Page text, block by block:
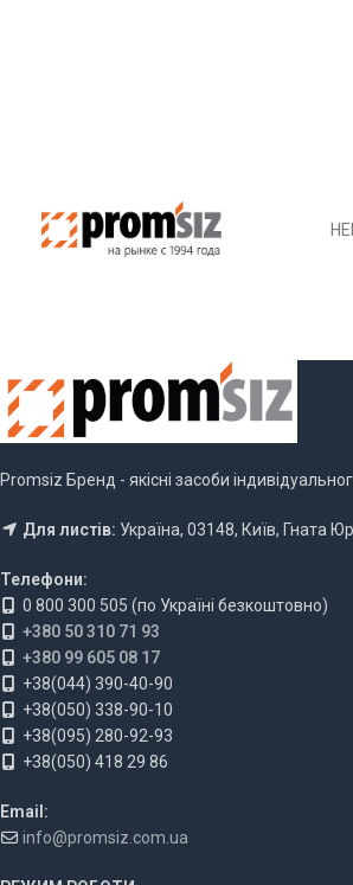
Promsiz Бренд - якісні засоби
Для листів: Україна, 03148, Київ, Гната
Телефони:
0 800 300 505 (по Україні безкоштовно)
+380 50 310 71 93
+380 99 605 08 17
+38(044) 390-40-90
+38(050) 338-90-10
+38(095) 280-92-93
+38(050) 418 29 86
Email:
info@promsiz.com.ua